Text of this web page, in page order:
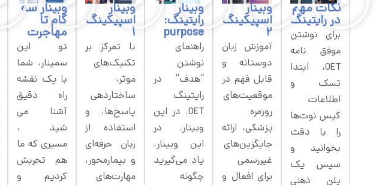
نکات مهم
در رایتینگ
برای نوشتن
موفق نامه
OET، ابتدا
تسک و
اطلاعات
کیس نوت‌ها
را با دقت
بخوانید و
سپس یک
پلن ذهنی
وبینار
اسپیکینگ
2
آموزش زبان
دوستانه و
قابل فهم در
موقعیت‌های
روزمره
پزشکی، ارائه
جایگزین‌های
غیررسمی
برای افعال و
وبینار
رایتینگ:
purpose
راهنمای
نوشتن
“هدف” در
رایتینگ
OET. در این
وبینار. در
این وبینار،
یاد می‌گیرید
چگونه
وبینار
اسپیکینگ
1
با تمرکز بر
تکنیک‌های
موثر،
ساختاردهی
پاسخ‌ها، و
استفاده از
زبان حرفه‌ای
و بیمارمحور،
مهارت‌های
وبینار سه
گام تا
مهاجرت
تو این
سمینار، شما
با یک نقشه
راه دقیق
آشنا می
شید ،
مسیری که ما
هم تجربش
کردیم و